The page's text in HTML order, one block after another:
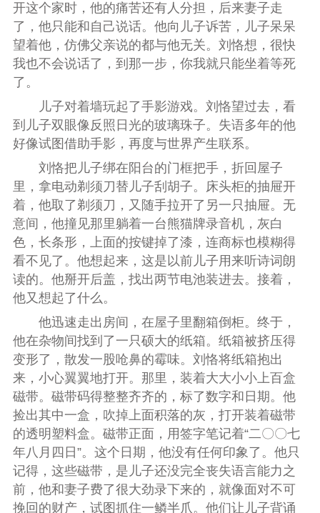
开这个家时，他的痛苦还有人分担，后来妻子走
了，他只能和自己说话。他向儿子诉苦，儿子呆呆
望着他，仿佛父亲说的都与他无关。刘恪想，很快
我也不会说话了，到那一步，你我就只能坐着等死
了。
儿子对着墙玩起了手影游戏。刘恪望过去，看
到儿子双眼像反照日光的玻璃珠子。失语多年的他
好像试图借助手影，再度与世界产生联系。
刘恪把儿子绑在阳台的门框把手，折回屋子
里，拿电动剃须刀替儿子刮胡子。床头柜的抽屉开
着，他取了剃须刀，又随手拉开了另一只抽屉。无
意间，他撞见那里躺着一台熊猫牌录音机，灰白
色，长条形，上面的按键掉了漆，连商标也模糊得
看不见了。他想起来，这是以前儿子用来听诗词朗
读的。他掰开后盖，找出两节电池装进去。接着，
他又想起了什么。
他迅速走出房间，在屋子里翻箱倒柜。终于，
他在杂物间找到了一只硕大的纸箱。纸箱被挤压得
变形了，散发一股呛鼻的霉味。刘恪将纸箱抱出
来，小心翼翼地打开。那里，装着大大小小上百盒
磁带。磁带码得整整齐齐的，标了数字和日期。他
捡出其中一盒，吹掉上面积落的灰，打开装着磁带
的透明塑料盒。磁带正面，用签字笔记着“二〇〇七
年八月四日”。这个日期，他没有任何印象了。他只
记得，这些磁带，是儿子还没完全丧失语言能力之
前，他和妻子费了很大劲录下来的，就像面对不可
挽回的财产，试图抓住一鳞半爪。他们让儿子背诵